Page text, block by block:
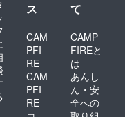
ス
CAM
PFI
RE
CAM
PFI
RE
て
CAMP
FIREと
は
あんし
ん・安
全への